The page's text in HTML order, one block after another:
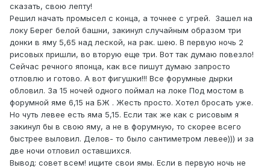
сказать, свою лепту!
Решил начать промысел с конца, а точнее с угрей. Зашел на
локу Берег белой башни, закинул случайным образом три
донки в яму 5,65 над леской, на рак. шею. В первую ночь 2
рисовых пришли, во вторую еще три. Вот так думаю повезло!
Сейчас речного японца, как все пишут думаю запросто
отловлю и готово. А вот фигушки!!! Все форумные дырки
обловил. За 15 ночей одного поймал на локе Под мостом в
форумной яме 6,15 на БЖ . Жесть просто. Хотел бросать уже.
Но чуть левее есть яма 5,15. Если так же как с рисовым я
закинул бы в свою яму, а не в форумную, то скорее всего
быстрее выловил. Делов- то было сантиметром левее))) и за
две ночи отловил оставшихся.
Вывод: совет всем! ищите свои ямы. Если в первую ночь не